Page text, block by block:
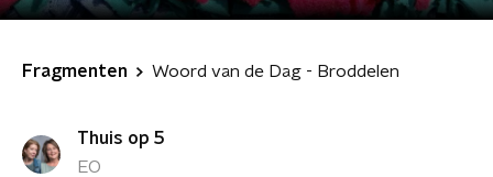
Fragmenten Woord van de Dag - Broddelen
Thuis op 5
EO